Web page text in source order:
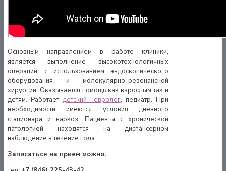
Основным направлением в работе клиники,
является выполнение высокотехнологичных
операций, с использованием эндоскопического
оборудования и молекулярно-резонансной
хирургии. Оказывается помощь как взрослым так и
детям. Работает детский невролог, педиатр. При
необходимости имеются условия дневного
стационара и наркоз. Пациенты с хронической
патологией находятся на диспансерном
наблюдение в течение года.
Записаться на прием можно: